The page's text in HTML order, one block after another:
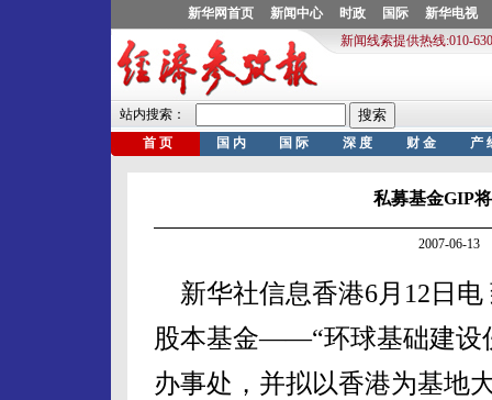
私募基金GIP
2007-06-13
新华社信息香港6月12日电
股本基金——“环球基础建设
办事处，并拟以香港为基地